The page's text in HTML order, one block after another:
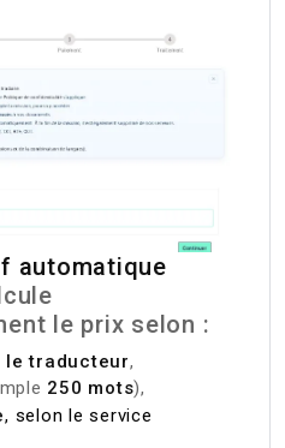
automatique
le prix selon :
traducteur,
250 mots),
, selon le service